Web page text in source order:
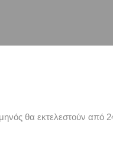
θα εκτελεστούν από